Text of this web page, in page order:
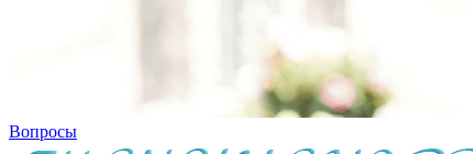
Вопросы